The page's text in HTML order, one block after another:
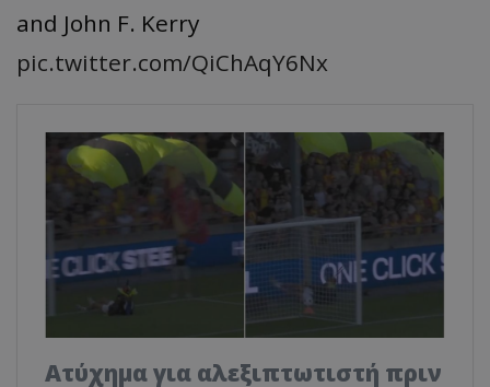
and John F. Kerry
pic.twitter.com/QiChAqY6Nx
Ατύχημα για αλεξιπτωτιστή πριν